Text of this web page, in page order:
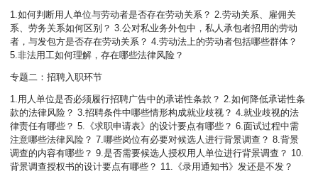
1.如何判断用人单位与劳动者是否存在劳动关系？ 2.劳动关系、雇佣关
系、劳务关系如何区别？ 3.公对私业务外包中，私人承包者招用的劳动
者，与发包方是否存在劳动关系？ 4.劳动法上的劳动者包括哪些群体？
5.非法用工如何理解，存在哪些法律风险？
专题二：招聘入职环节
1.用人单位是否必须履行招聘广告中的承诺性条款？ 2.如何降低承诺性条
款的法律风险？ 3.招聘条件中哪些情形构成就业歧视？ 4.就业歧视的法
律责任有哪些？ 5.《求职申请表》的设计要点有哪些？ 6.面试过程中需
注意哪些法律风险？ 7.哪些岗位有必要对候选人进行背景调查？ 8.背景
调查的内容有哪些？ 9.是否需要候选人授权用人单位进行背景调查？ 10.
背景调查授权书的设计要点有哪些？ 11.《录用通知书》发还是不发？